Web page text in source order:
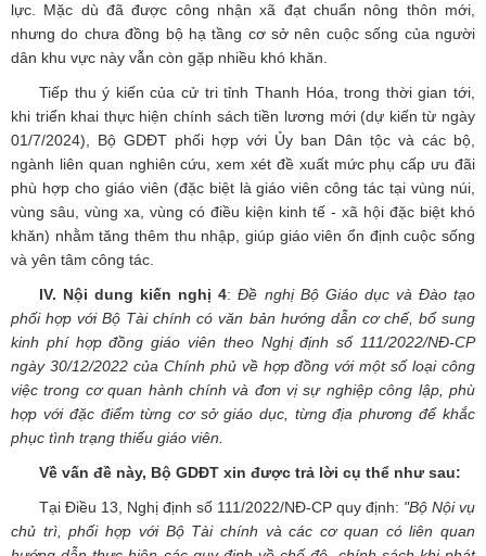
lực. Mặc dù đã được công nhận xã đạt chuẩn nông thôn mới,
nhưng do chưa đồng bộ hạ tầng cơ sở nên cuộc sống của người
dân khu vực này vẫn còn gặp nhiều khó khăn.
Tiếp thu ý kiến của cử tri tỉnh Thanh Hóa, trong thời gian tới,
khi triển khai thực hiện chính sách tiền lương mới (dự kiến từ ngày
01/7/2024), Bộ GDĐT phối hợp với Ủy ban Dân tộc và các bộ,
ngành liên quan nghiên cứu, xem xét đề xuất mức phụ cấp ưu đãi
phù hợp cho giáo viên (đặc biệt là giáo viên công tác tại vùng núi,
vùng sâu, vùng xa, vùng có điều kiện kinh tế - xã hội đặc biệt khó
khăn) nhằm tăng thêm thu nhập, giúp giáo viên ổn định cuộc sống
và yên tâm công tác.
IV. Nội dung kiến nghị 4:Đề nghị Bộ Giáo dục và Đào tạo
phối hợp với Bộ Tài chính có văn bản hướng dẫn cơ chế, bổ sung
kinh phí hợp đồng giáo viên theo Nghị định số 111/2022/NĐ-CP
ngày 30/12/2022 của Chính phủ về hợp đồng với một số loại công
việc trong cơ quan hành chính và đơn vị sự nghiệp công lập, phù
hợp với đặc điểm từng cơ sở giáo dục, từng địa phương để khắc
phục tình trạng thiếu giáo viên.
Về vấn đề này, Bộ GDĐT xin được trả lời cụ thể như sau:
Tại Điều 13, Nghị định số 111/2022/NĐ-CP quy định: "Bộ Nội vụ
chủ trì, phối hợp với Bộ Tài chính và các cơ quan có liên quan